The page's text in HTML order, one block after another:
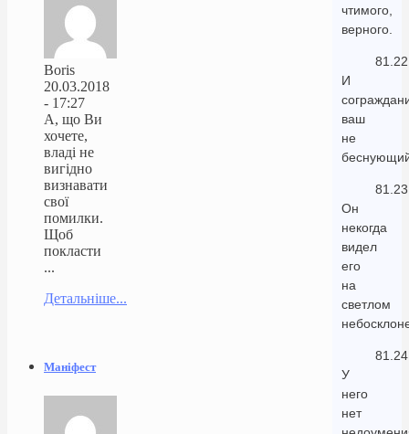
чтимого,
верного.
81.22
И
ваш
не
81.23
Он
некогда
видел
его
на
светлом
81.24
У
него
нет
Boris
20.03.2018
- 17:27
А, що Ви
хочете,
владі не
вигідно
визнавати
свої
помилки.
Щоб
покласти
...
Детальніше...
Маніфест